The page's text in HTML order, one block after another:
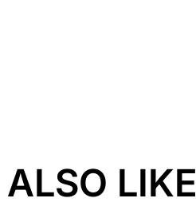
ALSO LIKE